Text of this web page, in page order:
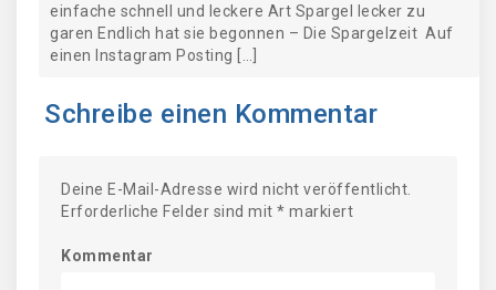
einfache schnell und leckere Art Spargel lecker zu
garen Endlich hat sie begonnen – Die Spargelzeit Auf
einen Instagram Posting […]
Schreibe einen Kommentar
Deine E-Mail-Adresse wird nicht veröffentlicht.
Erforderliche Felder sind mit * markiert
Kommentar